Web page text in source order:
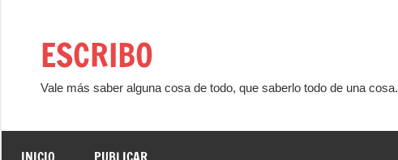
contenidoESCRIBO
Vale más saber alguna cosa de todo, que saberlo todo de una cosa.